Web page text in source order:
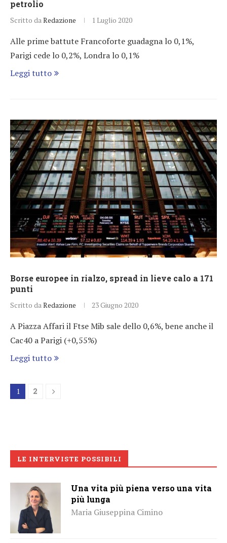
petrolio
Scritto da Redazione 1 Luglio 2020
Alle prime battute Francoforte guadagna lo 0,1%,
Parigi cede lo 0,2%, Londra lo 0,1%
Leggi tutto
Borse europee in rialzo, spread in lieve calo a 171
punti
Scritto da Redazione 23 Giugno 2020
A Piazza Affari il Ftse Mib sale dello 0,6%, bene anche il
Cac40 a Parigi (+0,55%)
Leggi tutto
1 2
LE INTERVISTE POSSIBILI
Una vita più piena verso una vita
più lunga
Maria Giuseppina Cimino